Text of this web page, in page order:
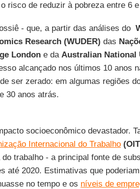
risco de reduzir à pobreza entre 6
- que, a partir das análises do
Research (WUDER) das
Londone da Australian National
alcançado nos últimos 10 anos
ser zerado: em algumas regiões
30 anos atrás.
socioeconômico devastador.
Internacional do Trabalho
do trabalho - a principal fonte de
até 2020. Estimativas que
no tempo e os níveis de